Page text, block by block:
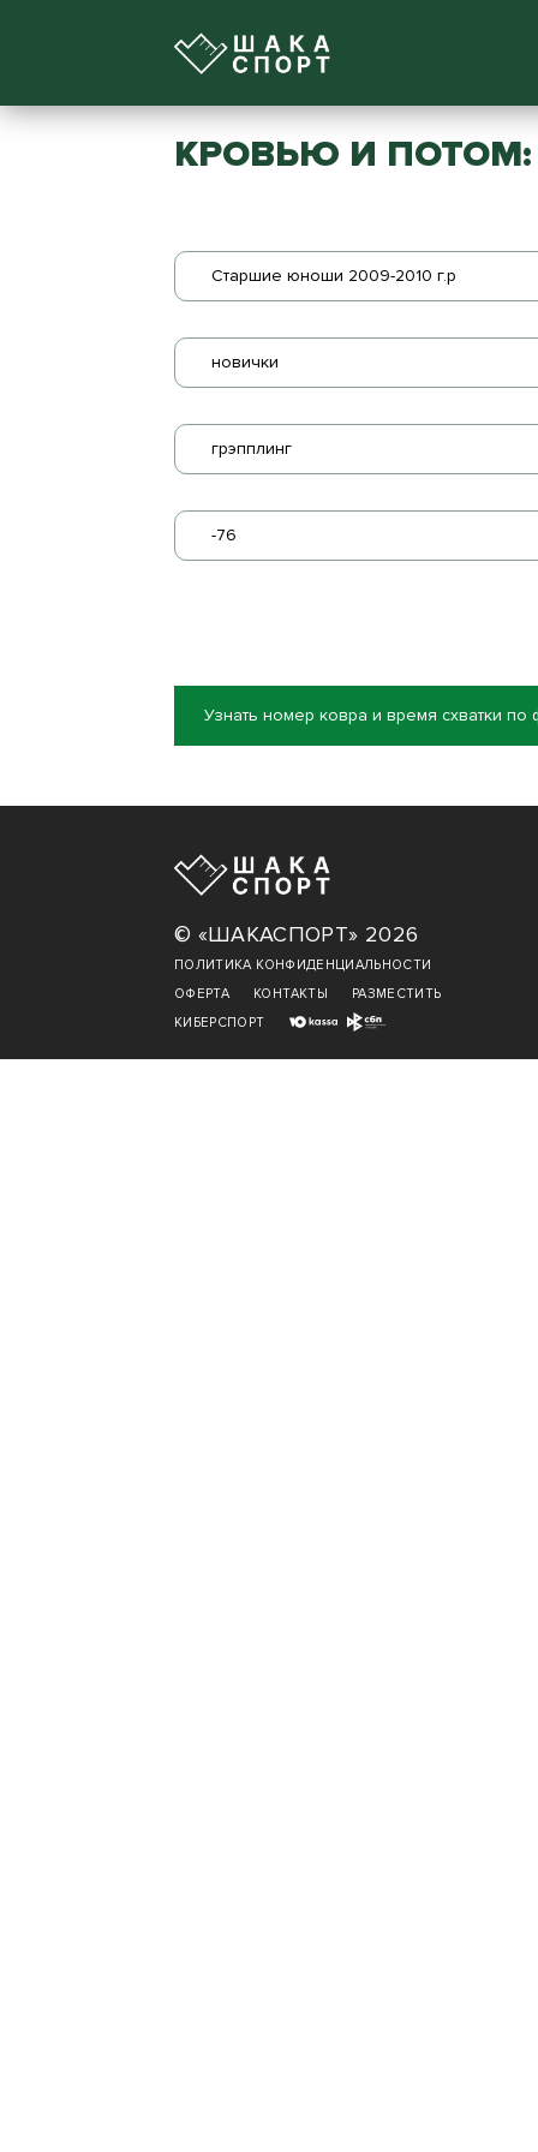
КРОВЬЮ И ПОТОМ:
Старшие юноши 2009-2010 г.р
новички
грэпплинг
-76
Узнать номер ковра и время схватки по
© «ШАКАСПОРТ» 2026
ПОЛИТИКА КОНФИДЕНЦИАЛЬНОСТИ
ОФЕРТА
КОНТАКТЫ
РАЗМЕСТИТЬ
КИБЕРСПОРТ